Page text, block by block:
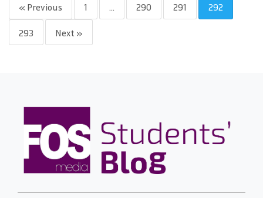
« Previous 1 … 290 291 292
293 Next »